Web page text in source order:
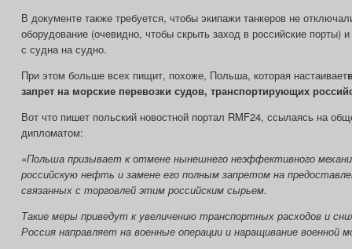
В документе также требуется, чтобы экипажи танкеров не
оборудование (очевидно, чтобы скрыть заход в российские порты)
с судна на судно.
При этом больше всех пищит, похоже, Польша, которая настаивает
запрет на морские перевозки судов, транспортирующих
Вот что пишет польский новостной портал RMF24, ссылаясь на
дипломатом:
«Польша призывает к отмене нынешнего неэффективного
российскую нефть и замене его полным запретом на
связанных с торговлей этим российским сырьем.
Такие меры приведут к увеличению транспортных расходов и
Россия направляет на военные операции и наращивание военной